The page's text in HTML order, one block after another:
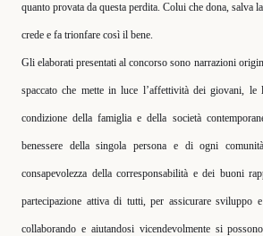
quanto provata da questa perdita. Colui che dona, salva
crede e fa trionfare così il bene.
Gli elaborati presentati al concorso sono narrazioni
spaccato che mette in luce l’affettività dei giovani,
condizione della famiglia e della società
benessere della singola persona e di ogni
consapevolezza della corresponsabilità e dei buoni
partecipazione attiva di tutti, per assicurare sviluppo
collaborando e aiutandosi vicendevolmente si